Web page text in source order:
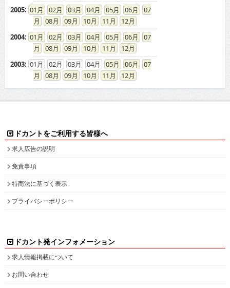
2005: 01 02 03 04 05 06
07
08
09 10 11
12
2004: 01 02 03 04 05 06
07
08
09 10 11
12
2003: 01 02 03 04 05 06
07
08
09 10 11 12
ドカントをご利用する皆様へ
求人広告の説明
免責事項
特商法に基づく表示
プライバシーポリシー
ドカント発インフォメーション
求人情報掲載について
お問い合わせ